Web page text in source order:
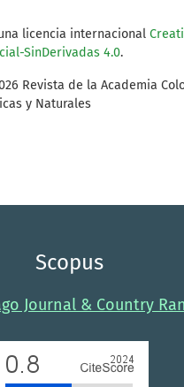
licencia internacional
SinDerivadas 4.0.
Revista de la Academia
y Naturales
Scopus